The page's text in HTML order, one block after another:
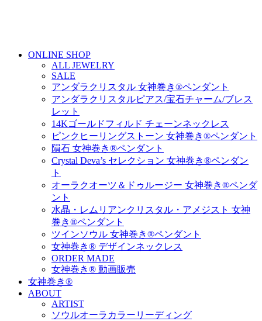
ONLINE SHOP
ALL JEWELRY
SALE
アンダラクリスタル 女神巻き®ペンダント
アンダラクリスタルピアス/宝石チャーム/ブレス
レット
14Kゴールドフィルド チェーンネックレス
ピンクヒーリングストーン 女神巻き®ペンダント
隕石 女神巻き®ペンダント
Crystal Deva’s セレクション 女神巻き®ペンダン
ト
オーラクオーツ＆ドゥルージー 女神巻き®ペンダ
ント
水晶・レムリアンクリスタル・アメジスト 女神
巻き®ペンダント
ツインソウル 女神巻き®ペンダント
女神巻き® デザインネックレス
ORDER MADE
女神巻き® 動画販売
女神巻き®
ABOUT
ARTIST
ソウルオーラカラーリーディング